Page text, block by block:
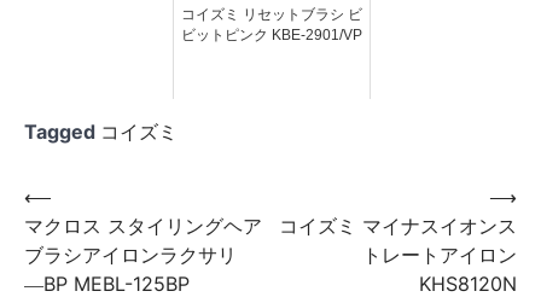
コイズミ リセットブラシ ビ
ビットピンク KBE-2901/VP
Tagged コイズミ
投
稿
ナ
⟵
マクロス スタイリングヘア
ブラシアイロンラクサリ
―BP MEBL-125BP
コイズミ マイナスイオンス
トレートアイロン
KHS8120N
⟶